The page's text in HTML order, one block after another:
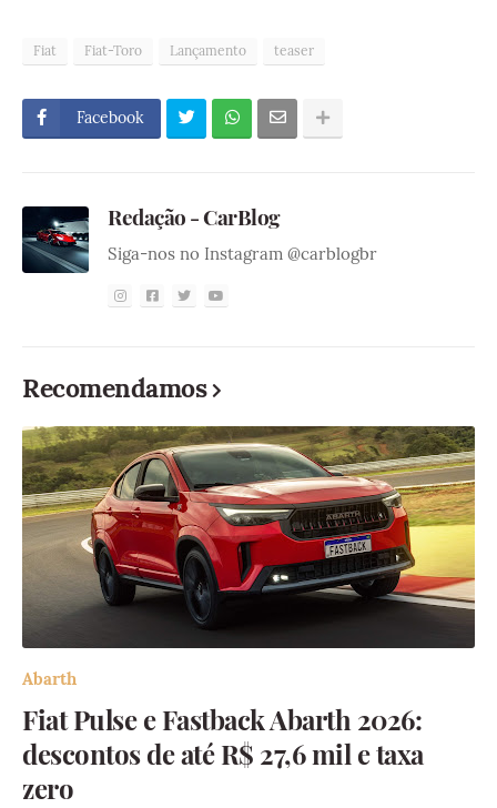
Fiat Fiat-Toro Lançamento teaser
Facebook
Redação - CarBlog
Siga-nos no Instagram @carblogbr
Recomendamos
Abarth
Fiat Pulse e Fastback Abarth 2026:
descontos de até R$ 27,6 mil e taxa
zero